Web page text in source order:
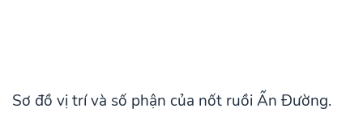
Sơ đồ vị trí và số phận của nốt ruồi Ấn Đường.